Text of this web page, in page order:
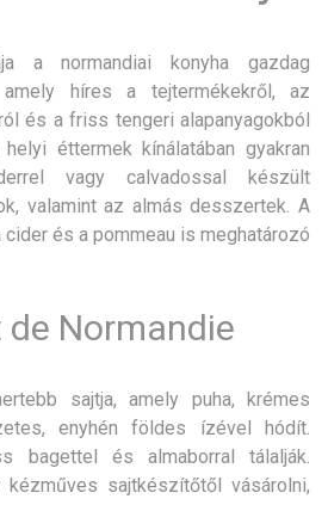
a normandiai konyha gazdag
amely híres a tejtermékekről, az
és a friss tengeri alapanyagokból
éttermek kínálatában gyakran
vagy calvadossal készült
valamint az almás desszertek. A
és a pommeau is meghatározó
Normandie
sajtja, amely puha, krémes
enyhén földes ízével hódít.
bagettel és almaborral tálalják.
kézműves sajtkészítőtől vásárolni,